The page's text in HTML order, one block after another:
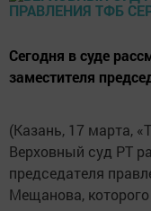
Сегодня в суде
заместителя
(Казань, 17 марта,
Верховный суд РТ
председателя
Мещанова,